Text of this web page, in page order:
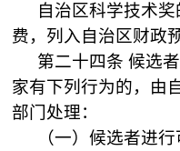
自治区科学技术
费，列入自治区财政
第二十四条 候选
家有下列行为的，由
部门处理：
（一）候选者进